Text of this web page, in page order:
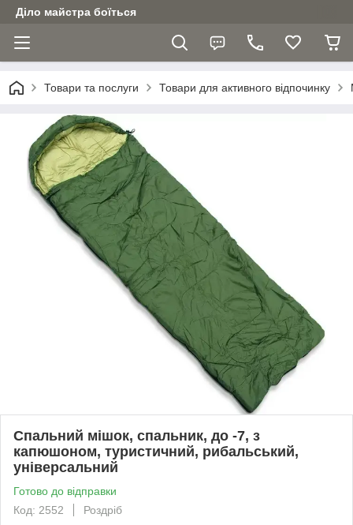
Діло майстра боїться
Товари та послуги Товари для активного відпочинку
Спальний мішок, спальник, до -7, з
капюшоном, туристичний, рибальський,
універсальний
Готово до відправки
Код: 2552
Роздріб